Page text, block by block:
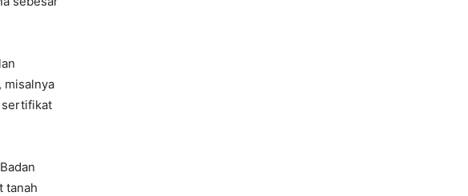
misalnya
sertifikat
tanah